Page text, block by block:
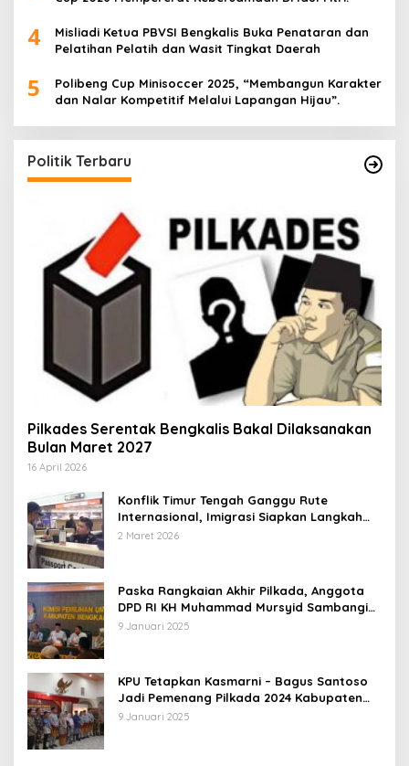
4
Misliadi Ketua PBVSI Bengkalis Buka Penataran dan
Pelatihan Pelatih dan Wasit Tingkat Daerah
5
Polibeng Cup Minisoccer 2025, “Membangun Karakter
dan Nalar Kompetitif Melalui Lapangan Hijau”.
Politik Terbaru
Pilkades Serentak Bengkalis Bakal Dilaksanakan
Bulan Maret 2027
16 April 2026
Konflik Timur Tengah Ganggu Rute
Internasional, Imigrasi Siapkan Langkah
Antisipatif
2 Maret 2026
Paska Rangkaian Akhir Pilkada, Anggota
DPD RI KH Muhammad Mursyid Sambangi
KPU Bengkalis
9 Januari 2025
KPU Tetapkan Kasmarni – Bagus Santoso
Jadi Pemenang Pilkada 2024 Kabupaten
Bengkalis
9 Januari 2025